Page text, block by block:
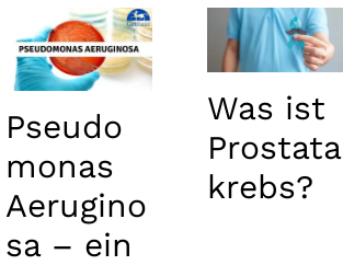
Pseudo
monas
Aerugino
sa – ein
Was ist
Prostata
krebs?